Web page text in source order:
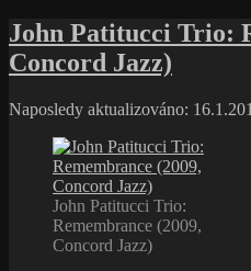
(1995,
Capitol
Records)
s
názvem
T-
Walker:
Complete
Capitol/Black
White
Recordings
John Patitucci Trio:
Concord Jazz)
Naposledy aktualizováno:
John Patitucci Trio:
Remembrance (2009,
Concord Jazz)